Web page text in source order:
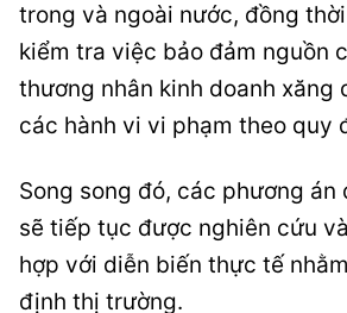
trong và ngoài nước, đồng
kiểm tra việc bảo đảm nguồn
thương nhân kinh doanh xăng
các hành vi vi phạm theo quy
Song song đó, các phương án
sẽ tiếp tục được nghiên cứu
hợp với diễn biến thực tế
định thị trường.